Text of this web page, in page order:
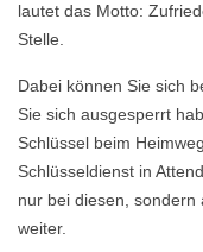
lautet das Motto:
Stelle.
Dabei können Sie sich
Sie sich ausgesperrt
Schlüssel beim
Schlüsseldienst in
nur bei diesen, sondern
weiter.